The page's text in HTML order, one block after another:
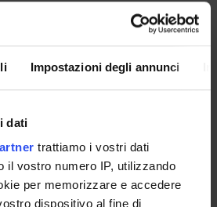
Impostazioni degli annunci
dati
trattiamo i vostri dati
il vostro numero IP, utilizzando
per memorizzare e accedere
dispositivo al fine di
IN THE PROJECT